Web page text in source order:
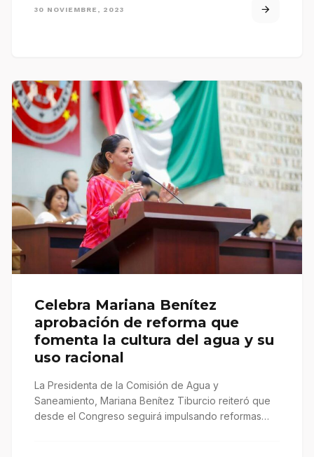
30 NOVIEMBRE, 2023
Celebra Mariana Benítez
aprobación de reforma que
fomenta la cultura del agua y su
uso racional
La Presidenta de la Comisión de Agua y
Saneamiento, Mariana Benítez Tiburcio reiteró que
desde el Congreso seguirá impulsando reformas…